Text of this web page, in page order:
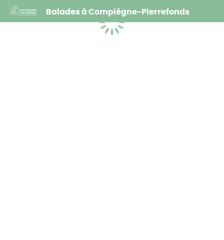
Balades à Compiègne-Pierrefonds
Chargement